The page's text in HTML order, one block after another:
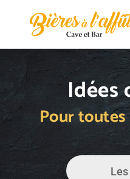
Idées
Pour toutes